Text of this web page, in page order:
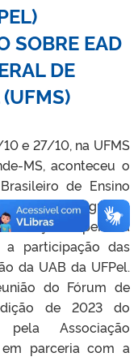
SOBRE EAD
DE
e 27/10, na UFMS
MS, aconteceu o
de Ensino
e 9º Congresso
Superior a
a participação das
da UAB da UFPel.
do Fórum de
de 2023 do
pela Associação
em parceria com a